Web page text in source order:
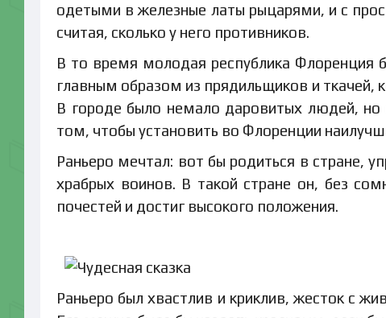
одетыми в железные латы рыцарями, и с
считая, сколько у него противников.
В то время молодая республика Флоренция
главным образом из прядильщиков и ткачей,
В городе было немало даровитых людей, но
том, чтобы установить во Флоренции
Раньеро мечтал: вот бы родиться в стране,
храбрых воинов. В такой стране он, без
почестей и достиг высокого положения.
Раньеро был хвастлив и криклив, жесток с